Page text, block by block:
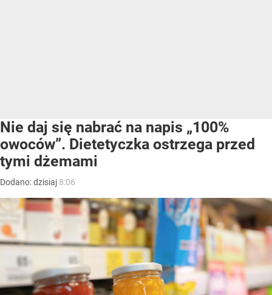
Nie daj się nabrać na napis „100%
owoców”. Dietetyczka ostrzega przed
tymi dżemami
Dodano:dzisiaj 8:06